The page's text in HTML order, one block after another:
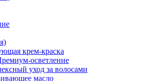
крем-краска
осветление
уход за волосами
масло